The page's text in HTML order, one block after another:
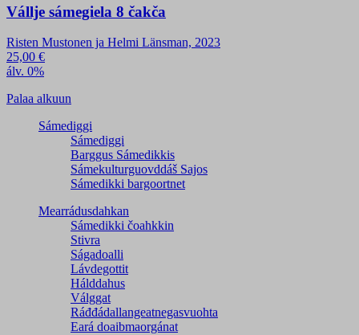
Vállje sámegiela 8 čakča
Risten Mustonen ja Helmi Länsman, 2023
25,00 €
álv. 0%
Palaa alkuun
Sámediggi
Sámediggi
Barggus Sámedikkis
Sámekulturguovddáš Sajos
Sámedikki bargoortnet
Mearrádusdahkan
Sámedikki čoahkkin
Stivra
Ságadoalli
Lávdegottit
Hálddahus
Válggat
Ráđđádallangeatnegas­vuohta
Eará doaibmaorgánat